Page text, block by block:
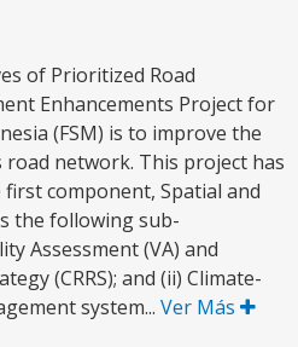
of Prioritized Road
Enhancements Project for
(FSM) is to improve the
road network. This project has
component, Spatial and
the following sub-
Assessment (VA) and
(CRRS); and (ii) Climate-
system... Ver Más